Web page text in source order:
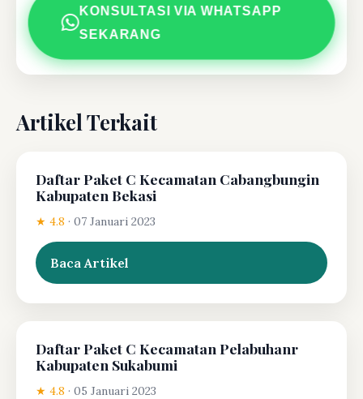
KONSULTASI VIA WHATSAPP
SEKARANG
Artikel Terkait
Daftar Paket C Kecamatan Cabangbungin
Kabupaten Bekasi
★ 4.8 · 07 Januari 2023
Baca Artikel
Daftar Paket C Kecamatan Pelabuhanr
Kabupaten Sukabumi
★ 4.8 · 05 Januari 2023